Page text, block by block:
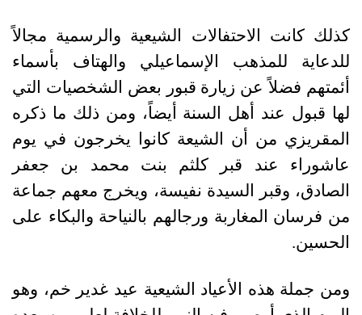
كذلك كانت الاحتفالات الشيعية والرسمية مجالاً
للدعاية للمذهب الإسماعيلي والهتاف بأسماء
أئمتهم فضلاً عن زيارة قبور بعض الشخصيات التي
لها قبول عند أهل السنة أيضاً، ومن ذلك ما ذكره
المقريزي من أن الشيعة كانوا يخرجون في يوم
عاشوراء عند قبر كلثم بنت محمد بن جعفر
الصادق، وقبر السيدة نفيسة، ويخرج معهم جماعة
من فرسان المغاربة ورجالهم بالنياحة والبكاء على
الحسين.
ومن جملة هذه الأعياد الشيعية عيد غدير خم، وهو